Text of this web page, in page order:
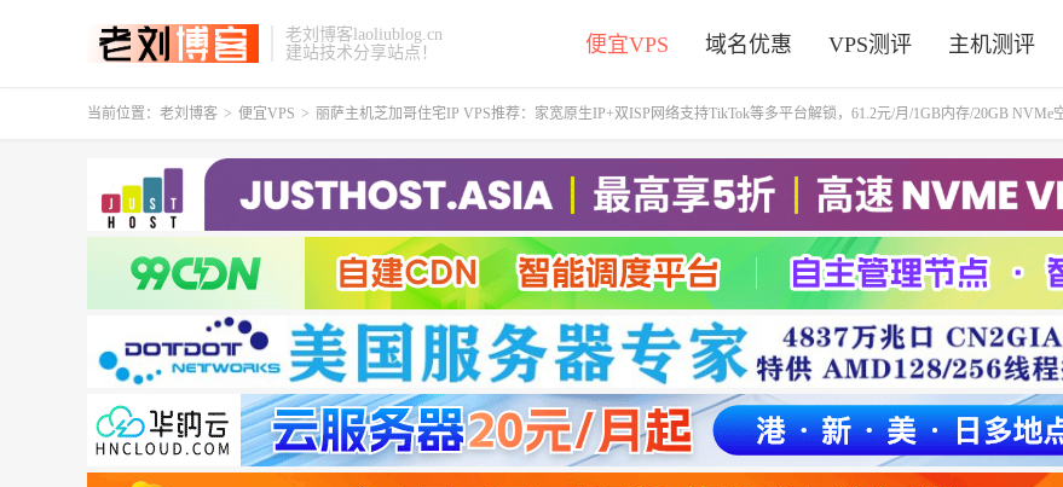
老刘博客laoliublog.cn
建站技术分享站点！
便宜VPS 域名优惠 VPS测评 主机测评
当前位置： 老刘博客 > 便宜VPS > 丽萨主机芝加哥住宅IP VPS推荐：家宽原生IP+双ISP网络支持TikTok等多平台解锁，61.2元/月/1GB内存/20GB NVMe